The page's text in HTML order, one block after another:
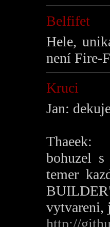
Belfifet
Hele,
není Fire-
Kruci
Jan:
Thaeek:
bohuzel
temer
vytvareni,